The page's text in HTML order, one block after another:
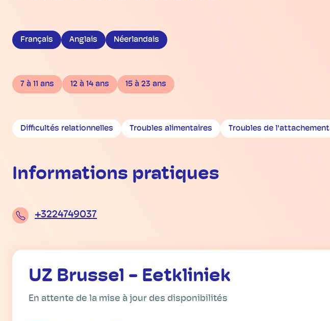
Français Anglais Néerlandais
7 à 11 ans 12 à 14 ans 15 à 23 ans
Difficultés relationnelles Troubles alimentaires Troubles de l'attachement
Informations pratiques
+3224749037
UZ Brussel - Eetkliniek
En attente de la mise à jour des disponibilités